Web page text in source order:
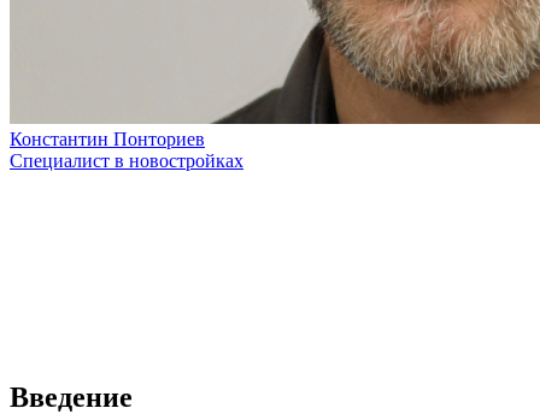
Константин Понториев
Специалист в новостройках
Введение